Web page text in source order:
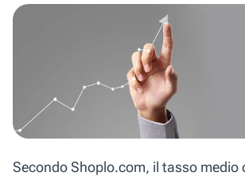
Secondo Shoplo.com, il tasso medio